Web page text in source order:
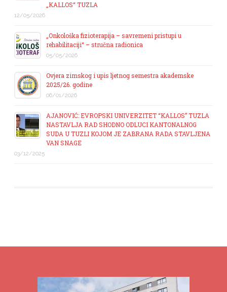
„KALLOS“ TUZLA
12/05/2026
„Onkološka fizioterapija – savremeni pristupi u
rehabilitaciji“ – stručna radionica
05/05/2026
Ovjera zimskog i upis ljetnog semestra akademske
2025/26. godine
06/01/2026
AJANOVIĆ: EVROPSKI UNIVERZITET “KALLOS” TUZLA
NASTAVLJA RAD SHODNO ODLUCI KANTONALNOG
SUDA U TUZLI KOJOM JE ZABRANA RADA STAVLJENA
VAN SNAGE
03/12/2025